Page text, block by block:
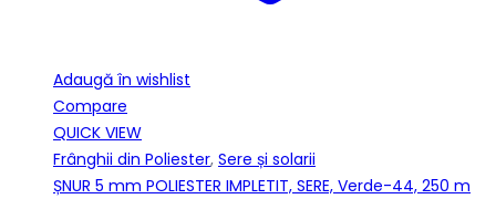
Adaugă în wishlist
Compare
QUICK VIEW
Frânghii din Poliester, Sere și solarii
ȘNUR 5 mm POLIESTER IMPLETIT, SERE, Verde-44, 250 m